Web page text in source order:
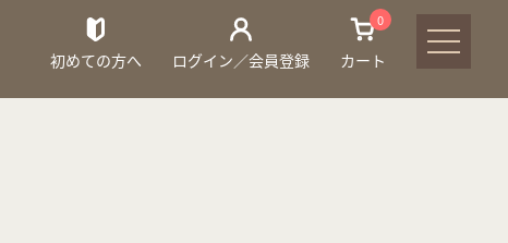
初めての方へ ログイン／会員登録
0
カート